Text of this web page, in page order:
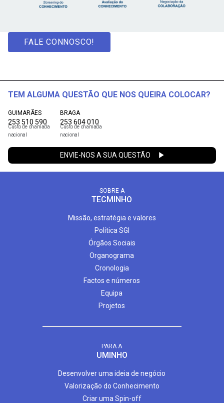
FALE CONNOSCO!
TEM ALGUMA QUESTÃO QUE NOS QUEIRA COLOCAR?
GUIMARÃES
253 510 590
Custo de chamada
nacional
BRAGA
253 604 010
Custo de chamada
nacional
ENVIE-NOS A SUA QUESTÃO
SOBRE A
TECMINHO
Missão, estratégia e valores
Política SGI
Órgãos Sociais
Organograma
Cronologia
Factos e números
Equipa
Projetos
PARA A
UMINHO
Desenvolver uma ideia de negócio
Valorização do Conhecimento
Criar uma Spin-off